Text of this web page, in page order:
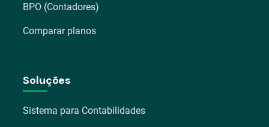
BPO (Contadores)
Comparar planos
Soluções
Sistema para Contabilidades